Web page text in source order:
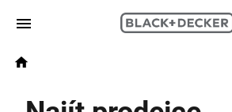
Skip to main content
Search
Breadcrumb